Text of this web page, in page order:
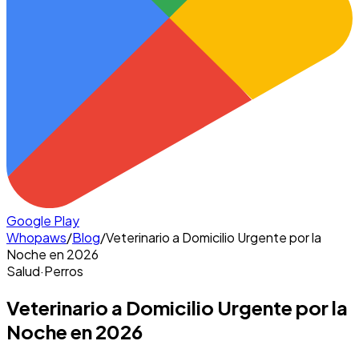
Google Play
Whopaws/Blog/Veterinario a Domicilio Urgente por la
Noche en 2026
Salud·Perros
Veterinario a Domicilio Urgente por la
Noche en 2026